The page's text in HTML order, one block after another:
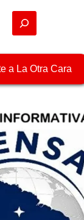
a La Otra Cara